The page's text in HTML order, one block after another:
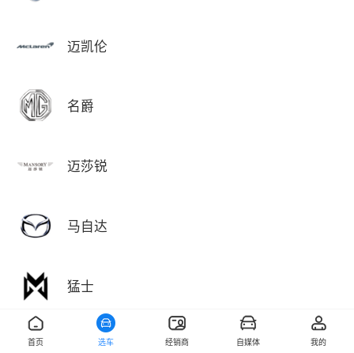
迈凯伦
名爵
迈莎锐
马自达
猛士
首页 选车 经销商 自媒体 我的